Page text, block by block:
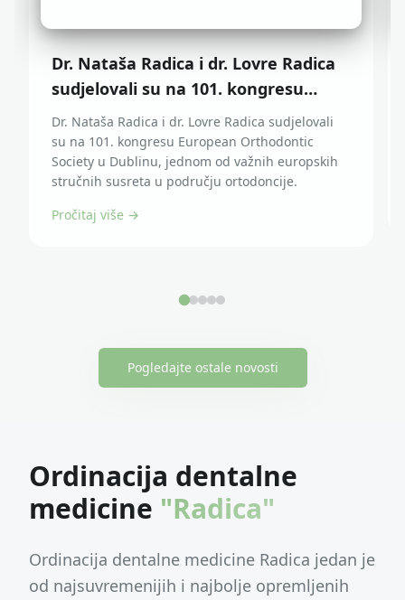
Dr. Nataša Radica i dr. Lovre Radica
sudjelovali su na 101. kongresu
European Orthodontic Society u
Dublinu
Dr. Nataša Radica i dr. Lovre Radica sudjelovali
su na 101. kongresu European Orthodontic
Society u Dublinu, jednom od važnih europskih
stručnih susreta u području ortodoncije.
Pročitaj više →
Pogledajte ostale novosti
Ordinacija dentalne
medicine "Radica"
Ordinacija dentalne medicine Radica jedan je
od najsuvremenijih i najbolje opremljenih